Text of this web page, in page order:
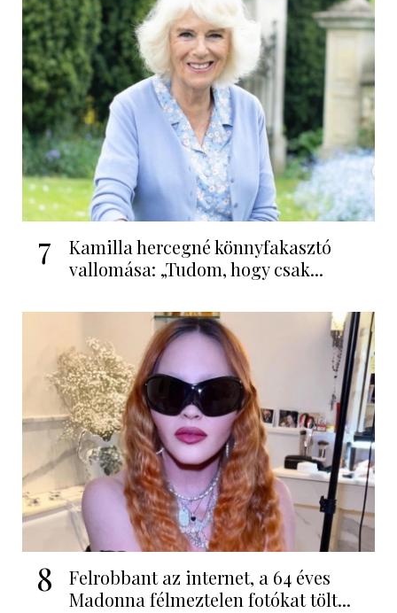
7
Kamilla hercegné könnyfakasztó
vallomása: „Tudom, hogy csak...
8
Felrobbant az internet, a 64 éves
Madonna félmeztelen fotókat tölt...